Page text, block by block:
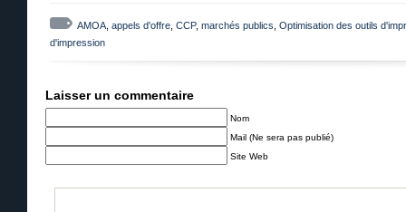
AMOA appels d'offre CCP, marchés publics Optimisation des outils
d'impression
Laisser un commentaire
Nom
Mail (Ne sera pas publié)
Site Web